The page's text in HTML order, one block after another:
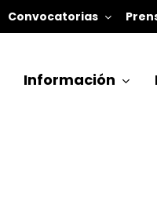
Convocatorias
Información